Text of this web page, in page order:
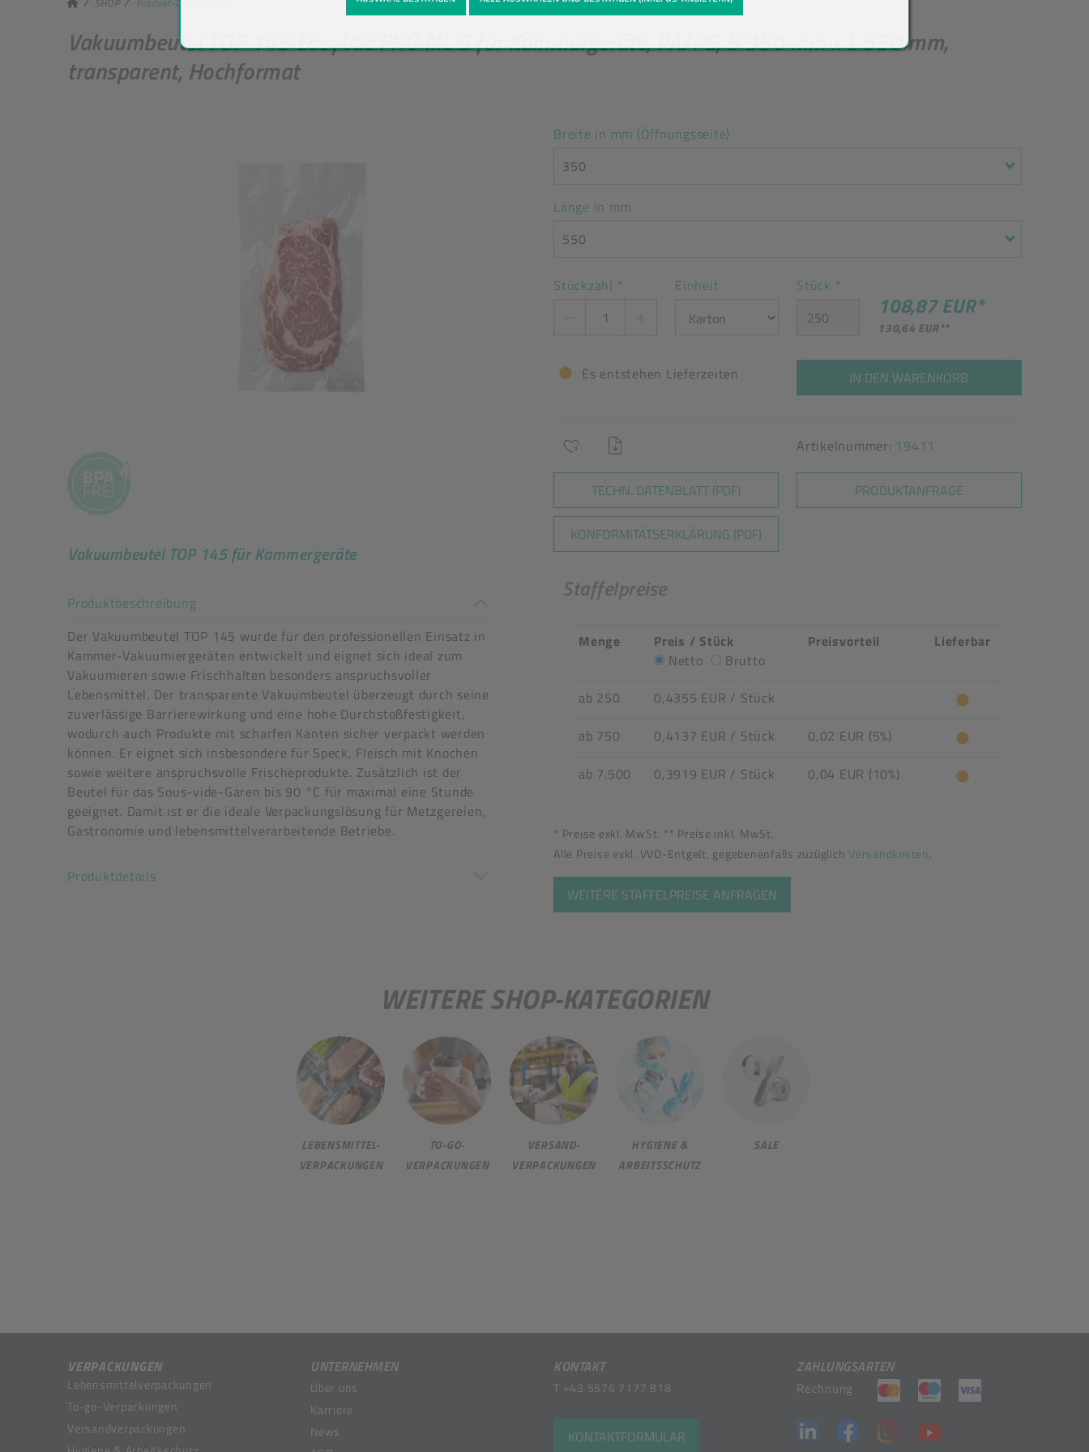
Vakuumbeutel TOP 145 EasyVac PRO ML 5 für Kammergeräte, PA/PE, B 350 mm x L 550 mm,
transparent, Hochformat
Vakuumbeutel TOP 145 für Kammergeräte
Produktbeschreibung
Akkordeon auf-/zuklappen stimmen nicht überein
Der Vakuumbeutel TOP 145 wurde für den professionellen Einsatz in
Kammer-Vakuumiergeräten entwickelt und eignet sich ideal zum
Vakuumieren sowie Frischhalten besonders anspruchsvoller
Lebensmittel. Der transparente Vakuumbeutel überzeugt durch seine
zuverlässige Barrierewirkung und eine hohe Durchstoßfestigkeit,
wodurch auch Produkte mit scharfen Kanten sicher verpackt werden
können. Er eignet sich insbesondere für Speck, Fleisch mit Knochen
sowie weitere anspruchsvolle Frischeprodukte. Zusätzlich ist der
Beutel für das Sous-vide-Garen bis 90 °C für maximal eine Stunde
geeignet. Damit ist er die ideale Verpackungslösung für Metzgereien,
Gastronomie und lebensmittelverarbeitende Betriebe.
Produktdetails
Breite in mm (Öffnungsseite)
350
Länge in mm
550
Stückzahl * Einheit Stück *
108,87 EUR*
130,64 EUR**
Es entstehen Lieferzeiten IN DEN WARENKORB
Artikelnummer: 19411
TECHN. DATENBLATT (PDF)
KONFORMITÄTSERKLÄRUNG (PDF)
PRODUKTANFRAGE
Staffelpreise
Menge
Preis / Stück
Netto
Brutto
Preisvorteil Lieferbar
ab 250 0,4355 EUR / Stück
ab 750
0,4137 EUR / Stück
0,02 EUR (5%)
ab 7.500
0,3919 EUR / Stück 0,04 EUR (10%)
* Preise exkl. MwSt. ** Preise inkl. MwSt.
Alle Preise exkl. VVO-Entgelt, gegebenenfalls zuzüglich Versandkosten.
WEITERE STAFFELPREISE ANFRAGEN
WEITERE SHOP-KATEGORIEN
LEBENSMITTEL-
VERPACKUNGEN
TO-GO-
VERPACKUNGEN
VERSAND-
VERPACKUNGEN
HYGIENE &
ARBEITSSCHUTZ
SALE
VERPACKUNGEN
Lebensmittelverpackungen
To-go-Verpackungen
Versandverpackungen
UNTERNEHMEN
Über uns
Karriere
News
KONTAKT
T +43 5576 7177 818
KONTAKTFORMULAR
ZAHLUNGSARTEN
Rechnung (öffnet in neuem Tab)
(öffnet in neuem Tab)
(öffnet in neuem
(öffnet in neuem Tab)
(öffnet in neuem Tab)
(öffnet in neuem Tab)
(öffnet in neuem Tab)